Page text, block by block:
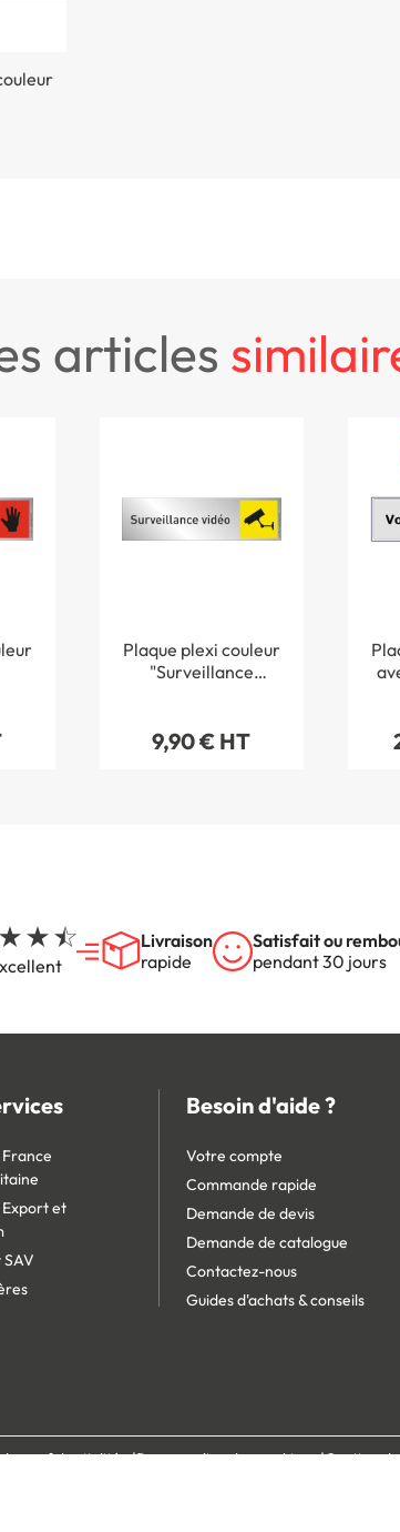
articles
Plaque plexi couleur
"Surveillance
9,90 € HT
Livraison
rapide
Satisfait ou
pendant 30 jours
et
Besoin d'aide ?
Votre compte
Commande rapide
Demande de devis
Demande de catalogue
Contactez-nous
Guides d'achats & conseils
confidentialité Personnaliser les cookies Gestion